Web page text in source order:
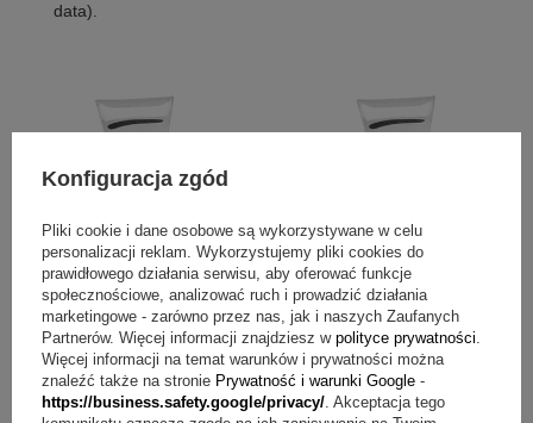
data).
Konfiguracja zgód
Pliki cookie i dane osobowe są wykorzystywane w celu
personalizacji reklam. Wykorzystujemy pliki cookies do
prawidłowego działania serwisu, aby oferować funkcje
społecznościowe, analizować ruch i prowadzić działania
marketingowe - zarówno przez nas, jak i naszych Zaufanych
Partnerów. Więcej informacji znajdziesz w polityce prywatności
Więcej informacji na temat warunków i prywatności można
znaleźć także na stronie Prywatność i warunki Google -
https://business.safety.google/privacy/ . Akceptacja tego